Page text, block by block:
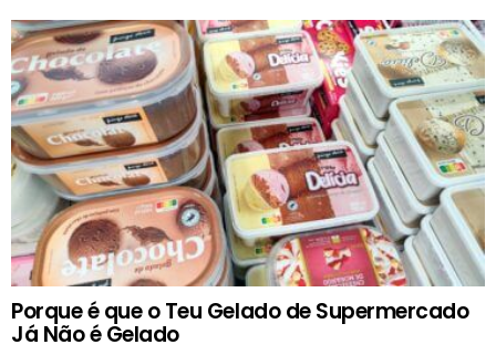
Porque é que o Teu Gelado de Supermercado
Já Não é Gelado